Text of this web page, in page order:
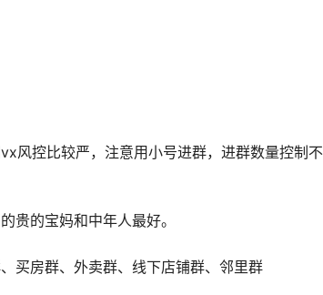
风控比较严，注意用小号进群，进群数量控制
贵的宝妈和中年人最好。
买房群、外卖群、线下店铺群、邻里群